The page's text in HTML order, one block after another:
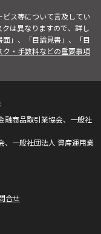
ス等について言及してい
は異なりますので、詳し
」、「目論見書」、「目
ク・手数料などの重要事項
融商品取引業協会、一般社
、一般社団法人 資産運用業
合せ